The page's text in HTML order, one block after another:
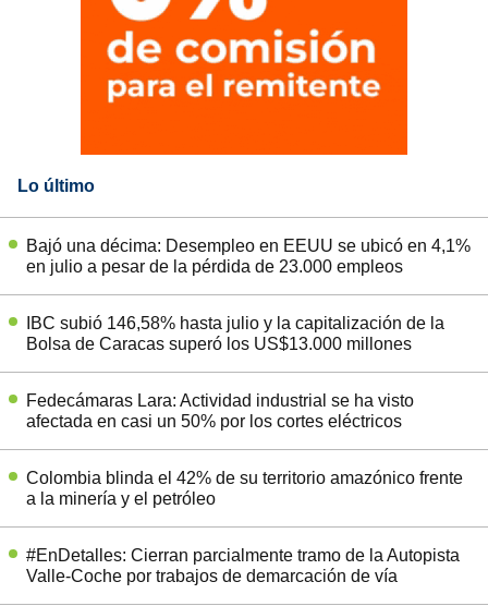
Lo último
Bajó una décima: Desempleo en EEUU se ubicó en 4,1%
en julio a pesar de la pérdida de 23.000 empleos
IBC subió 146,58% hasta julio y la capitalización de la
Bolsa de Caracas superó los US$13.000 millones
Fedecámaras Lara: Actividad industrial se ha visto
afectada en casi un 50% por los cortes eléctricos
Colombia blinda el 42% de su territorio amazónico frente
a la minería y el petróleo
#EnDetalles: Cierran parcialmente tramo de la Autopista
Valle-Coche por trabajos de demarcación de vía